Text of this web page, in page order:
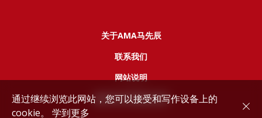
关于AMA马先辰
联系我们
网站说明
服务协议和隐私政策
通过继续浏览此网站，您可以接受和写作设备上的
cookie。 学到更多